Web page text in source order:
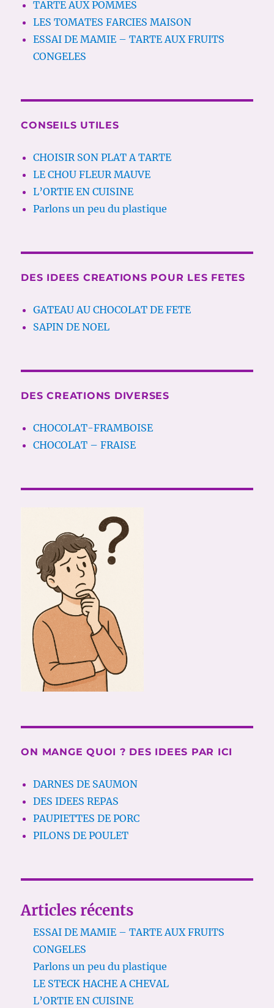
TARTE AUX POMMES
LES TOMATES FARCIES MAISON
ESSAI DE MAMIE – TARTE AUX FRUITS
CONGELES
CONSEILS UTILES
CHOISIR SON PLAT A TARTE
LE CHOU FLEUR MAUVE
L’ORTIE EN CUISINE
Parlons un peu du plastique
DES IDEES CREATIONS POUR LES FETES
GATEAU AU CHOCOLAT DE FETE
SAPIN DE NOEL
DES CREATIONS DIVERSES
CHOCOLAT-FRAMBOISE
CHOCOLAT – FRAISE
ON MANGE QUOI ? DES IDEES PAR ICI
DARNES DE SAUMON
DES IDEES REPAS
PAUPIETTES DE PORC
PILONS DE POULET
Articles récents
ESSAI DE MAMIE – TARTE AUX FRUITS
CONGELES
Parlons un peu du plastique
LE STECK HACHE A CHEVAL
L’ORTIE EN CUISINE